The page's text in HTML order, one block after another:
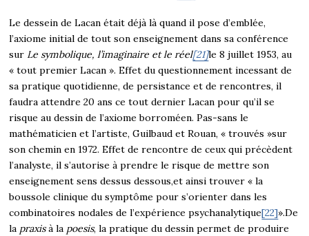
Le dessein de Lacan était déjà là quand il pose d’emblée,
l’axiome initial de tout son enseignement dans sa conférence
sur Le symbolique, l’imaginaire et le réel[21]le 8 juillet 1953, au
« tout premier Lacan ». Effet du questionnement incessant de
sa pratique quotidienne, de persistance et de rencontres, il
faudra attendre 20 ans ce tout dernier Lacan pour qu’il se
risque au dessin de l’axiome borroméen. Pas-sans le
mathématicien et l’artiste, Guilbaud et Rouan, « trouvés »sur
son chemin en 1972. Effet de rencontre de ceux qui précèdent
l’analyste, il s’autorise à prendre le risque de mettre son
enseignement sens dessus dessous,et ainsi trouver « la
boussole clinique du symptôme pour s’orienter dans les
combinatoires nodales de l’expérience psychanalytique[22]».De
la praxisà la poesis, la pratique du dessin permet de produire